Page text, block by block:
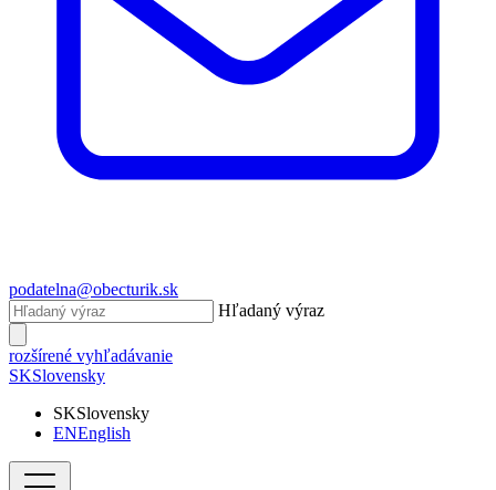
podatelna@obecturik.sk
Hľadaný výraz
rozšírené vyhľadávanie
SKSlovensky
SKSlovensky
ENEnglish